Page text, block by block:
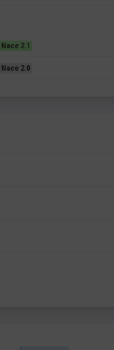
Nace 2.1
Nace 2.0